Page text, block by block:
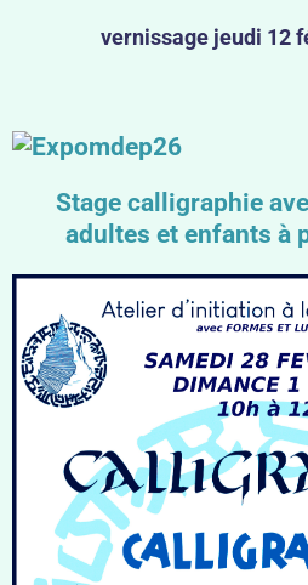
vernissage jeudi 12
Stage calligraphie
adultes et enfants à